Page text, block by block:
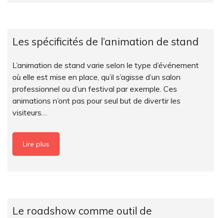
Les spécificités de l’animation de stand
L’animation de stand varie selon le type d’événement
où elle est mise en place, qu’il s’agisse d’un salon
professionnel ou d’un festival par exemple. Ces
animations n’ont pas pour seul but de divertir les
visiteurs…
Lire plus
Le roadshow comme outil de